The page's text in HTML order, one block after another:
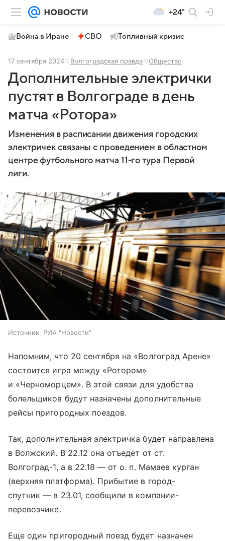
+24°
Война в Иране СВО Топливный кризис
17 сентября 2024 Волгоградская правда Общество
Дополнительные электрички
пустят в Волгограде в день
матча «Ротора»
Изменения в расписании движения городских
электричек связаны с проведением в областном
центре футбольного матча 11-го тура Первой
лиги.
Источник: РИА "Новости"
Напомним, что 20 сентября на «Волгоград Арене»
состоится игра между «Ротором»
и «Черноморцем». В этой связи для удобства
болельщиков будут назначены дополнительные
рейсы пригородных поездов.
Так, дополнительная электричка будет направлена
в Волжский. В 22.12 она отъедет от ст.
Волгоград-1, а в 22.18 — от о. п. Мамаев курган
(верхняя платформа). Прибытие в город-
спутник — в 23.01, сообщили в компании-
перевозчике.
Еще один пригородный поезд будет назначен